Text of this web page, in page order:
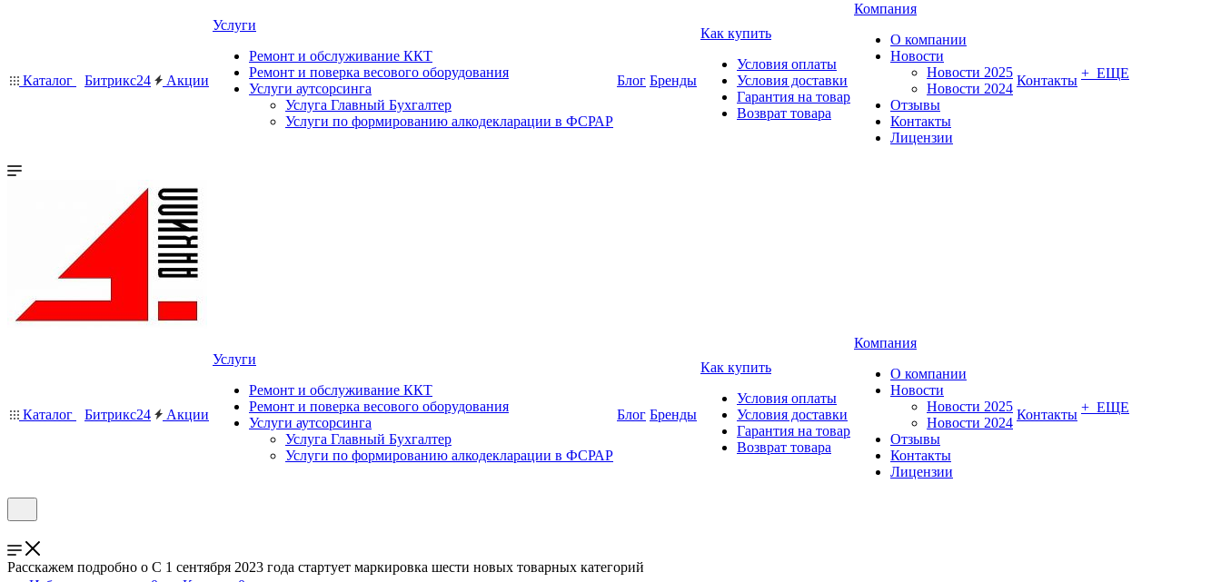
Каталог Битрикс24 Акции
Услуги
Ремонт и обслуживание ККТ
Ремонт и поверка весового оборудования
Услуги аутсорсинга
Услуга Главный Бухгалтер
Услуги по формированию алкодекларации в ФСРАР
Блог Бренды
Как купить
Условия оплаты
Условия доставки
Гарантия на товар
Возврат товара
Компания
О компании
Новости
Новости 2025
Новости 2024
Отзывы
Контакты
Лицензии
Контакты + ЕЩЕ
Каталог Битрикс24 Акции
Услуги
Ремонт и обслуживание ККТ
Ремонт и поверка весового оборудования
Услуги аутсорсинга
Услуга Главный Бухгалтер
Услуги по формированию алкодекларации в ФСРАР
Блог Бренды
Как купить
Условия оплаты
Условия доставки
Гарантия на товар
Возврат товара
Компания
О компании
Новости
Новости 2025
Новости 2024
Отзывы
Контакты
Лицензии
Контакты + ЕЩЕ
Расскажем подробно о С 1 сентября 2023 года стартует маркировка шести новых товарных категорий